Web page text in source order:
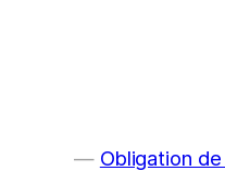
Obligation